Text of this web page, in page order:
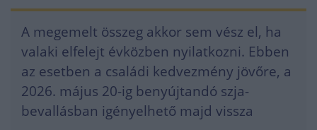
A megemelt összeg akkor sem vész el, ha
valaki elfelejt évközben nyilatkozni. Ebben
az esetben a családi kedvezmény jövőre, a
2026. május 20-ig benyújtandó szja-
bevallásban igényelhető majd vissza